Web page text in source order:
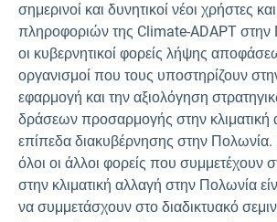
σημερινοί και δυνητικοί νέοι χρήστες
πληροφοριών της Climate-ADAPT
οι κυβερνητικοί φορείς λήψης
οργανισμοί που τους υποστηρίζουν
εφαρμογή και την αξιολόγηση
δράσεων προσαρμογής στην κλιματική
επίπεδα διακυβέρνησης στην
όλοι οι άλλοι φορείς που συμμετέχουν
στην κλιματική αλλαγή στην Πολωνία
να συμμετάσχουν στο διαδικτυακό